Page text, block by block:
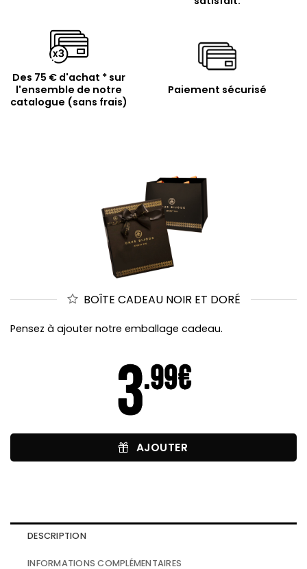
Des 75 € d'achat * sur
l'ensemble de notre
catalogue (sans frais)
Paiement sécurisé
BOÎTE CADEAU NOIR ET DORÉ
Pensez à ajouter notre emballage cadeau.
AJOUTER
DESCRIPTION
INFORMATIONS COMPLÉMENTAIRES